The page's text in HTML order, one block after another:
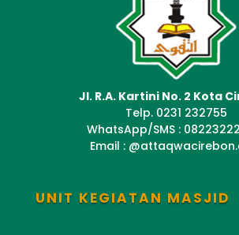
Jl. R.A. Kartini No. 2 Kota
Telp. 0231 232755
WhatsApp/SMS :
Email :
UNIT KEGIATAN MASJID